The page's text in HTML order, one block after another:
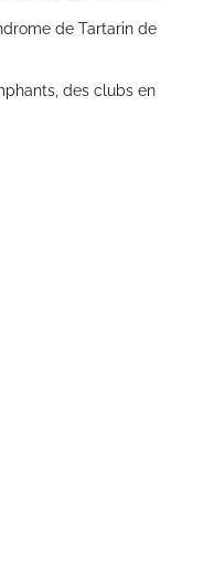
de Tartarin de
des clubs en